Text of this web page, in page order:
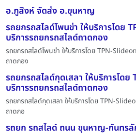
อ.ภูสิงห์ จัดส่ง อ.ขุนหาญ
รถยกรถสไลด์โพนข่า ให้บริการโดย
บริการรถยกรถสไลด์ถาดกอง
รถยกรถสไลด์โพนข่า ให้บริการโดย TPN-
ถาดกอง
รถยกรถสไลด์กุดเสลา ให้บริการโด
บริการรถยกรถสไลด์ถาดกอง
รถยกรถสไลด์กุดเสลา ให้บริการโดย TPN-
ถาดกอ
รถยก รถสไลด์ ถนน ขุนหาญ-กันทร